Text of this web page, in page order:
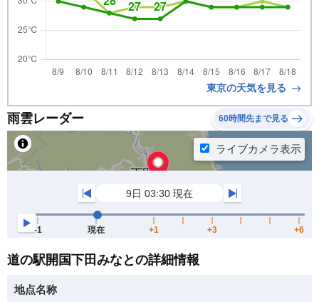
東京の天気を見る
雨雲レーダー 60時間先まで見る
道の駅開国下田みなとの詳細情報
地点名称